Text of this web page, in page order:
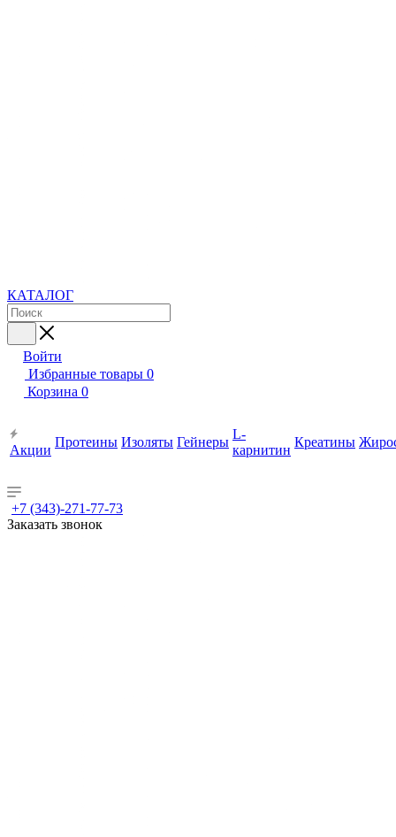
КАТАЛОГ
Войти
Избранные товары 0
Корзина 0
Акции
Протеины Изоляты Гейнеры
L-
карнитин
Креатины
+7 (343)-271-77-73
Заказать звонок